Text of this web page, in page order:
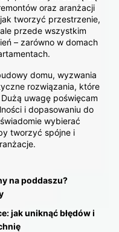
oraz aranżacji
tworzyć przestrzenie,
przede wszystkim
– zarówno w domach
domu, wyzwania
rozwiązania, które
uwagę poświęcam
i dopasowaniu do
wybierać
tworzyć spójne i
na poddaszu?
jak uniknąć błędów i